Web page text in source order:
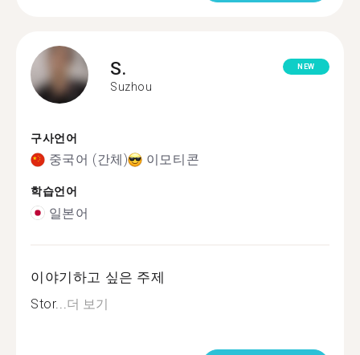
S.
Suzhou
NEW
구사언어
중국어 (간체) 이모티콘
학습언어
일본어
이야기하고 싶은 주제
Stor... 더 보기